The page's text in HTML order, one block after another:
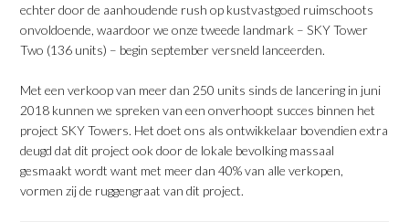
echter door de aanhoudende rush op kustvastgoed ruimschoots
onvoldoende, waardoor we onze tweede landmark – SKY Tower
Two (136 units) – begin september versneld lanceerden.
Met een verkoop van meer dan 250 units sinds de lancering in juni
2018 kunnen we spreken van een onverhoopt succes binnen het
project SKY Towers. Het doet ons als ontwikkelaar bovendien extra
deugd dat dit project ook door de lokale bevolking massaal
gesmaakt wordt want met meer dan 40% van alle verkopen,
vormen zij de ruggengraat van dit project.